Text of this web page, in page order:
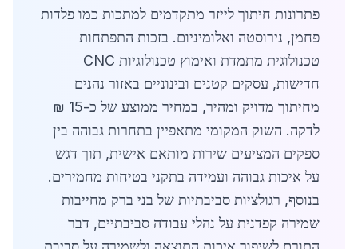
פתרונות חיתוך לייזר מתקדמים למתכות כמו פלדות
פחמן, נירוסטה ואלומיניום. בזכות התפתחות
טכנולוגית מתמדת ואימוץ טכנולוגיות CNC
חדישות, עסקים קטנים ובינוניים באזור נהנים
מחיתוך מדויק ומהיר, במחיר ממוצע של כ-15 ₪
לדקה. השוק המקומי מתאפיין בתחרות גבוהה בין
ספקים המציעים שירות מותאם אישית, תוך דגש
על איכות גבוהה ועמידה בתקני בטיחות מחמירים.
בנוסף, רגולציות סביבתיות של בני ברק מחייבות
שמירה קפדנית על נהלי עבודה סביבתיים, דבר